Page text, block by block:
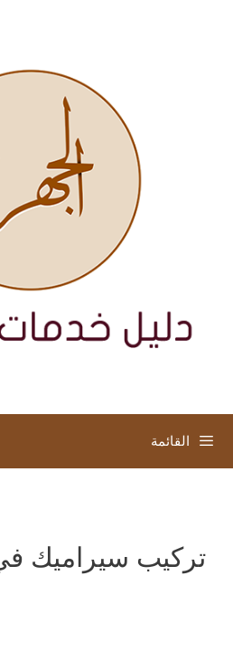
القائمة
تركيب سيراميك